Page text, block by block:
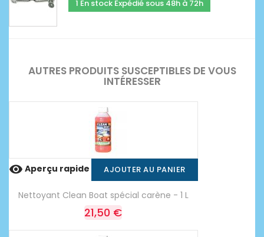
1 En stock Expédié sous 48h à 72h
AUTRES PRODUITS SUSCEPTIBLES DE VOUS
INTÉRESSER
 Aperçu rapide AJOUTER AU PANIER
Nettoyant Clean Boat spécial carène - 1 L
21,50 €